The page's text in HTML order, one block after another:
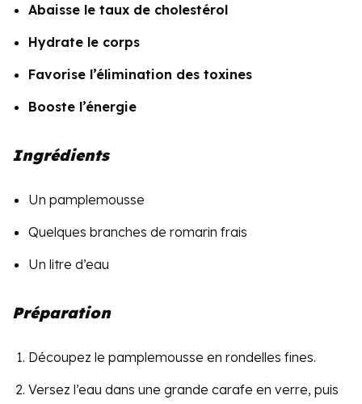
Abaisse le taux de cholestérol
Hydrate le corps
Favorise l’élimination des toxines
Booste l’énergie
Ingrédients
Un pamplemousse
Quelques branches de romarin frais
Un litre d’eau
Préparation
Découpez le pamplemousse en rondelles fines.
Versez l’eau dans une grande carafe en verre, puis